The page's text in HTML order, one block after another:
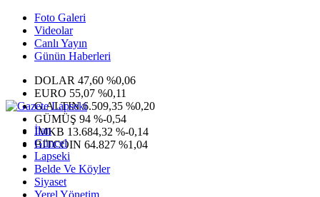
Foto Galeri
Videolar
Canlı Yayın
Günün Haberleri
DOLAR 47,60 %0,06
EURO 55,07 %0,11
G.ALTIN6.509,35 %0,20
GÜMÜŞ 94 %-0,54
IMKB 13.684,32 %-0,14
BITCOIN 64.827 %1,04
İlan
Güncel
Lapseki
Belde Ve Köyler
Siyaset
Yerel Yönetim